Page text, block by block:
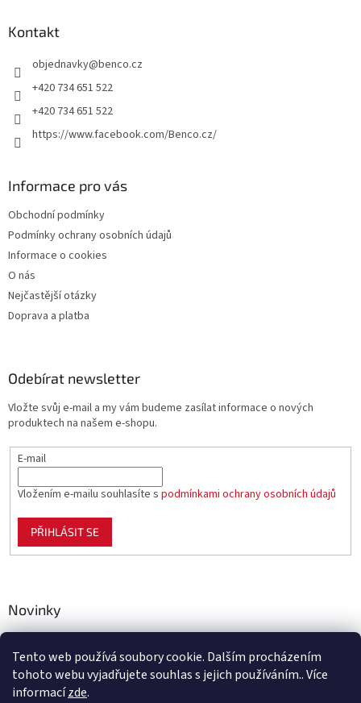
Tento web používá soubory cookie. Dalším procházením
tohoto webu vyjadřujete souhlas s jejich používáním.. Více
informacízde.
y
Kontakt
objednavky@benco.cz
+420 734 651 522
+420 734 651 522
https://www.facebook.com/Benco.cz/
Informace pro vás
Obchodní podmínky
Podmínky ochrany osobních údajů
Informace o cookies
O nás
Nejčastější otázky
Doprava a platba
Odebírat newsletter
Vložte svůj e-mail a my vám budeme zasílat informace o nových
produktech na našem e-shopu.
E-mail
Vložením e-mailu souhlasíte s podmínkami ochrany osobních údajů
PŘIHLÁSIT SE
Novinky
zahradu, chov i domácnost